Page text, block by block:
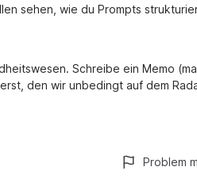
sehen, wie du Prompts
Schreibe ein Memo
den wir unbedingt auf dem
Problem